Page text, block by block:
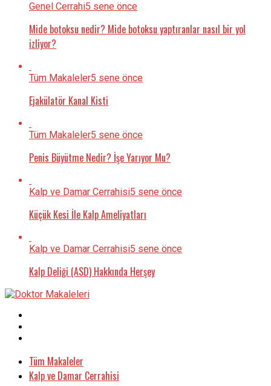
Genel Cerrahi5 sene önce
Mide botoksu nedir? Mide botoksu yaptıranlar nasıl bir yol
izliyor?
Tüm Makaleler5 sene önce
Ejakülatör Kanal Kisti
Tüm Makaleler5 sene önce
Penis Büyütme Nedir? İşe Yarıyor Mu?
Kalp ve Damar Cerrahisi5 sene önce
Küçük Kesi İle Kalp Ameliyatları
Kalp ve Damar Cerrahisi5 sene önce
Kalp Deliği (ASD) Hakkında Herşey
Tüm Makaleler
Kalp ve Damar Cerrahisi